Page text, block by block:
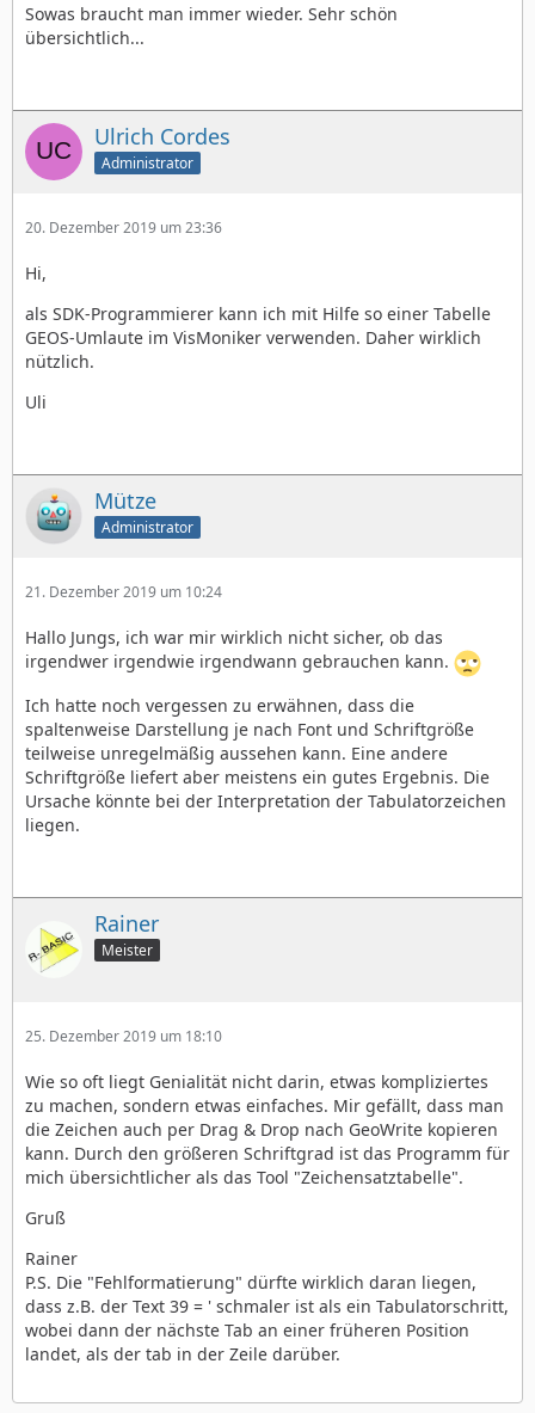
Sowas braucht man immer wieder. Sehr schön
übersichtlich...
Ulrich Cordes
Administrator
20. Dezember 2019 um 23:36
Hi,
als SDK-Programmierer kann ich mit Hilfe so einer Tabelle
GEOS-Umlaute im VisMoniker verwenden. Daher wirklich
nützlich.
Uli
Mütze
Administrator
21. Dezember 2019 um 10:24
Hallo Jungs, ich war mir wirklich nicht sicher, ob das
irgendwer irgendwie irgendwann gebrauchen kann.
Ich hatte noch vergessen zu erwähnen, dass die
spaltenweise Darstellung je nach Font und Schriftgröße
teilweise unregelmäßig aussehen kann. Eine andere
Schriftgröße liefert aber meistens ein gutes Ergebnis. Die
Ursache könnte bei der Interpretation der Tabulatorzeichen
liegen.
Rainer
Meister
25. Dezember 2019 um 18:10
Wie so oft liegt Genialität nicht darin, etwas kompliziertes
zu machen, sondern etwas einfaches. Mir gefällt, dass man
die Zeichen auch per Drag & Drop nach GeoWrite kopieren
kann. Durch den größeren Schriftgrad ist das Programm für
mich übersichtlicher als das Tool "Zeichensatztabelle".
Gruß
Rainer
P.S. Die "Fehlformatierung" dürfte wirklich daran liegen,
dass z.B. der Text 39 = ' schmaler ist als ein Tabulatorschritt,
wobei dann der nächste Tab an einer früheren Position
landet, als der tab in der Zeile darüber.